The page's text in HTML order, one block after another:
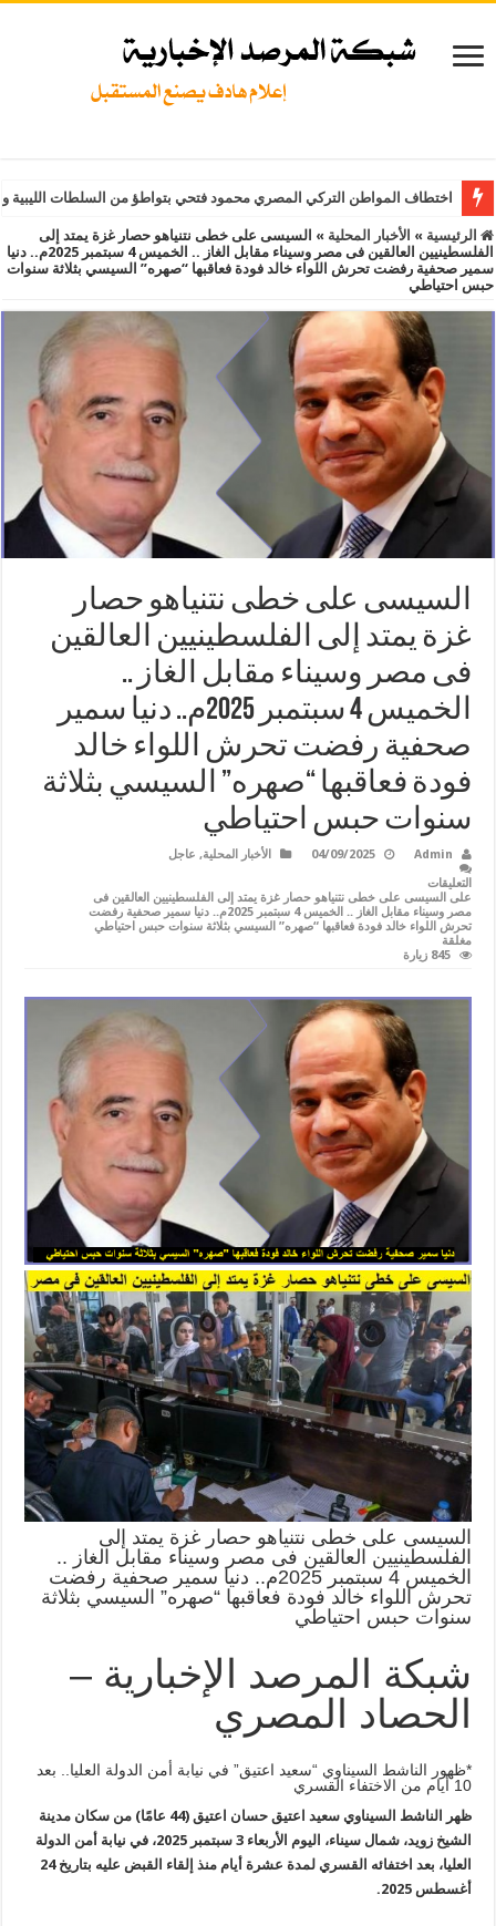
اختطاف المواطن التركي المصري محمود فتحي بتواطؤ من السلطات
الرئيسية » الأخبار المحلية » السيسى على خطى نتنياهو حصار غزة يمتد إلى
الفلسطينيين العالقين فى مصر وسيناء مقابل الغاز .. الخميس 4 سبتمبر 2025م.. دنيا
سمير صحفية رفضت تحرش اللواء خالد فودة فعاقبها “صهره” السيسي بثلاثة سنوات
حبس احتياطي
السيسى على خطى نتنياهو حصار
غزة يمتد إلى الفلسطينيين العالقين
فى مصر وسيناء مقابل الغاز ..
الخميس 4 سبتمبر 2025م.. دنيا سمير
صحفية رفضت تحرش اللواء خالد
فودة فعاقبها “صهره” السيسي بثلاثة
سنوات حبس احتياطي
Admin
04/09/2025 الأخبار المحلية, عاجل
التعليقات
على السيسى على خطى نتنياهو حصار غزة يمتد إلى الفلسطينيين العالقين فى
مصر وسيناء مقابل الغاز .. الخميس 4 سبتمبر 2025م.. دنيا سمير صحفية رفضت
تحرش اللواء خالد فودة فعاقبها “صهره” السيسي بثلاثة سنوات حبس احتياطي
مغلقة
845 زيارة
السيسى على خطى نتنياهو حصار غزة يمتد إلى
الفلسطينيين العالقين فى مصر وسيناء مقابل الغاز ..
الخميس 4 سبتمبر 2025م.. دنيا سمير صحفية رفضت
تحرش اللواء خالد فودة فعاقبها “صهره” السيسي بثلاثة
سنوات حبس احتياطي
شبكة المرصد الإخبارية –
الحصاد المصري
*ظهور الناشط السيناوي “سعيد اعتيق” في نيابة أمن الدولة العليا.. بعد
10 أيام من الاختفاء القسري
ظهر الناشط السيناوي سعيد اعتيق حسان اعتيق (44
عامًا) من سكان مدينة
الشيخ زويد، شمال سيناء، اليوم الأربعاء 3 سبتمبر
2025
، في نيابة أمن الدولة
العليا، بعد اختفائه القسري لمدة عشرة أيام منذ
إلقاء القبض عليه بتاريخ 24
أغسطس 2025
.